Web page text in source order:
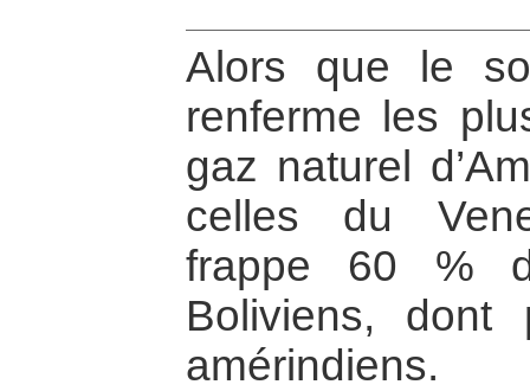
Alors que le
renferme les
gaz naturel
celles du
frappe 60 %
Boliviens,
amérindiens.